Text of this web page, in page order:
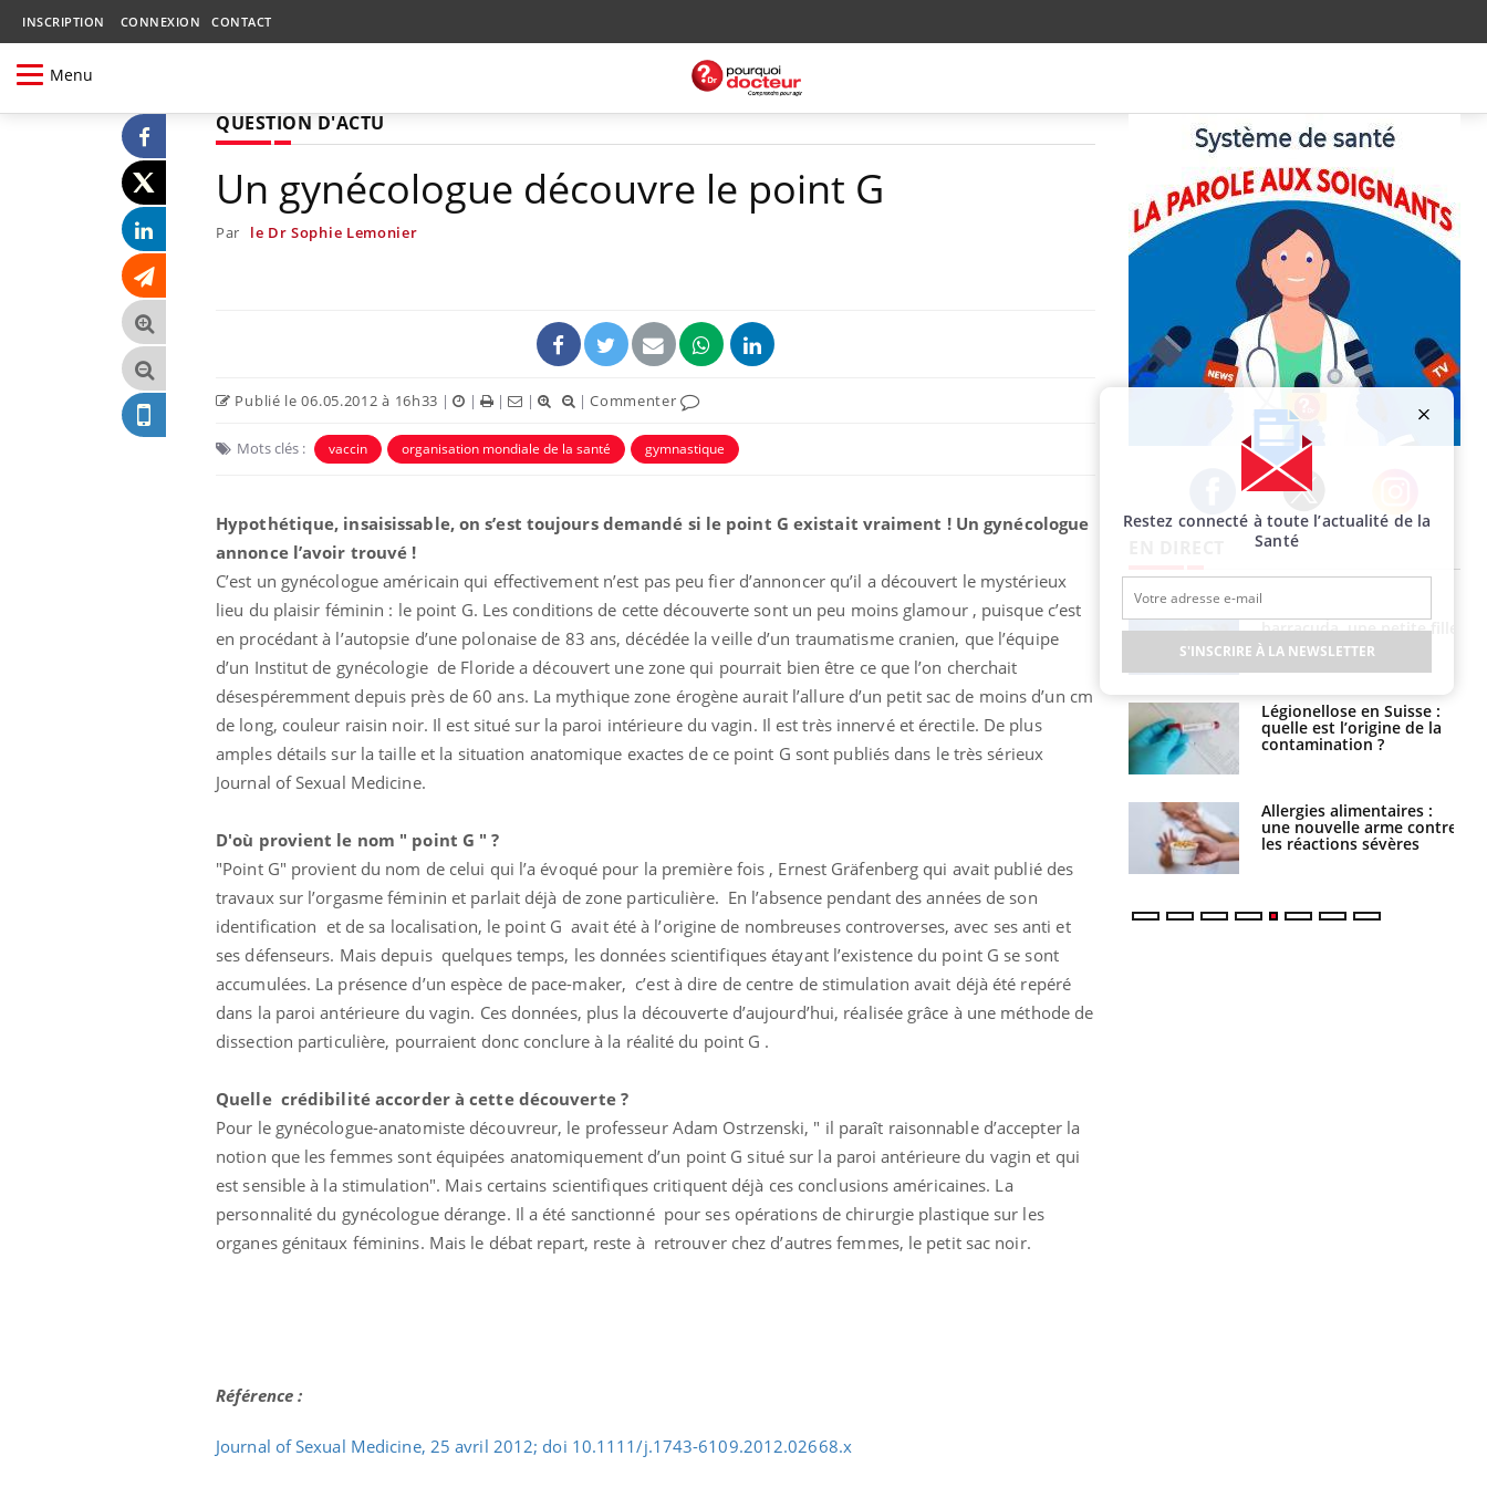
INSCRIPTION CONNEXION CONTACT
Menu
QUESTION D'ACTU
Un gynécologue découvre le point G
Par le Dr Sophie Lemonier
Publié le 06.05.2012 à 16h33 | | | | |Commenter
Mots clés : vaccin organisation mondiale de la santé gymnastique
Hypothétique, insaisissable, on s’est toujours demandé si le point G existait vraiment ! Un gynécologue
annonce l’avoir trouvé !
C’est un gynécologue américain qui effectivement n’est pas peu fier d’annoncer qu’il a découvert le mystérieux
lieu du plaisir féminin : le point G. Les conditions de cette découverte sont un peu moins glamour , puisque c’est
en procédant à l’autopsie d’une polonaise de 83 ans, décédée la veille d’un traumatisme cranien, que l’équipe
d’un Institut de gynécologie de Floride a découvert une zone qui pourrait bien être ce que l’on cherchait
désespéremment depuis près de 60 ans. La mythique zone érogène aurait l’allure d’un petit sac de moins d’un cm
de long, couleur raisin noir. Il est situé sur la paroi intérieure du vagin. Il est très innervé et érectile. De plus
amples détails sur la taille et la situation anatomique exactes de ce point G sont publiés dans le très sérieux
Journal of Sexual Medicine.
D'où provient le nom " point G " ?
"Point G" provient du nom de celui qui l’a évoqué pour la première fois , Ernest Gräfenberg qui avait publié des
travaux sur l’orgasme féminin et parlait déjà de zone particulière. En l’absence pendant des années de son
identification et de sa localisation, le point G avait été à l’origine de nombreuses controverses, avec ses anti et
ses défenseurs. Mais depuis quelques temps, les données scientifiques étayant l’existence du point G se sont
accumulées. La présence d’un espèce de pace-maker, c’est à dire de centre de stimulation avait déjà été repéré
dans la paroi antérieure du vagin. Ces données, plus la découverte d’aujourd’hui, réalisée grâce à une méthode de
dissection particulière, pourraient donc conclure à la réalité du point G .
Quelle crédibilité accorder à cette découverte ?
Pour le gynécologue-anatomiste découvreur, le professeur Adam Ostrzenski, " il paraît raisonnable d’accepter la
notion que les femmes sont équipées anatomiquement d’un point G situé sur la paroi antérieure du vagin et qui
est sensible à la stimulation". Mais certains scientifiques critiquent déjà ces conclusions américaines. La
personnalité du gynécologue dérange. Il a été sanctionné pour ses opérations de chirurgie plastique sur les
organes génitaux féminins. Mais le débat repart, reste à retrouver chez d’autres femmes, le petit sac noir.
Référence :
Journal of Sexual Medicine, 25 avril 2012; doi 10.1111/j.1743-6109.2012.02668.x
Facebook Twitter Instagram
Fortes chaleurs :
pourquoi le risque de
noyade grimpe-t-il ?
Le Viagra pourrait-il
freiner la propagation du
cancer ?
finalement être bénéfique
Grossesse et chaleur : ce
que dit la science
Le smartphone nuit-il à
l'apprentissage de la
barracuda, une petite fille
secourue grâce à un
réflexe essentiel
Légionellose en Suisse :
quelle est l’origine de la
contamination ?
Allergies alimentaires :
une nouvelle arme contre
les réactions sévères
sommeil des enfants en
vacances ?
Bilan prévention : ce que
les kinés pourront
bientôt faire
TDAH : quel est ce
traitement autorisé aux
États-Unis ?
Restez connecté à toute l’actualité de la
Santé
S'INSCRIRE À LA NEWSLETTER